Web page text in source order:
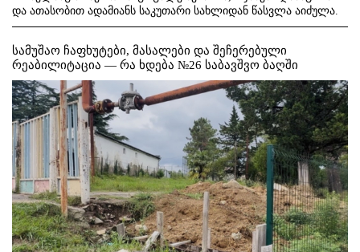
და ათასობით ადამიანს საკუთარი სახლიდან წასვლა აიძულა.
სამუშაო ჩაფხუტები, მასალები და შეჩერებული
რეაბილიტაცია — რა ხდება №26 საბავშვო ბაღში